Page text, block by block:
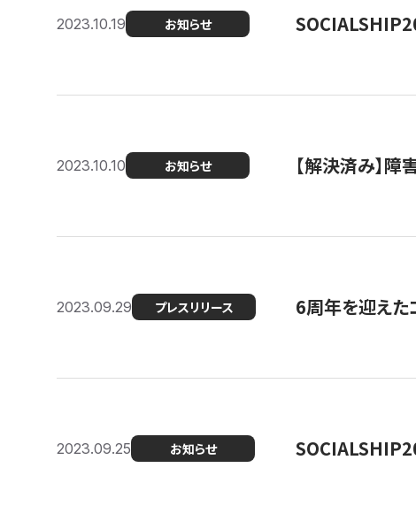
2023.10.19 お知らせ
2023.10.10 お知らせ 【解決済み】
2023.09.29 プレスリリース 6周年を迎えた
2023.09.25 お知らせ